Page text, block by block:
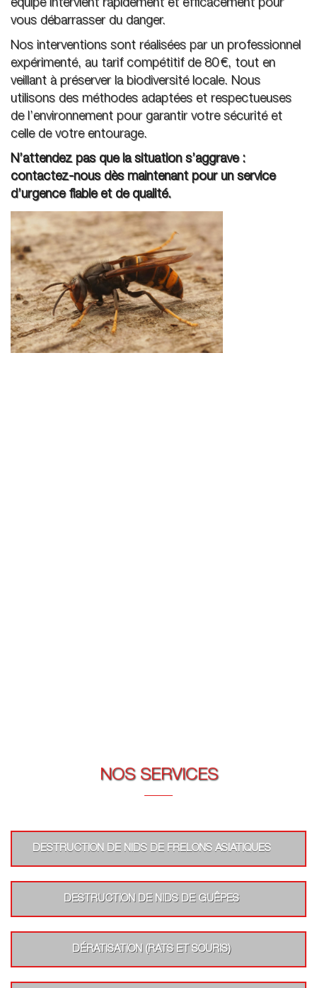
équipe intervient rapidement et efficacement pour
vous débarrasser du danger.
Nos interventions sont réalisées par un professionnel
expérimenté, au tarif compétitif de 80 €, tout en
veillant à préserver la biodiversité locale. Nous
utilisons des méthodes adaptées et respectueuses
de l’environnement pour garantir votre sécurité et
celle de votre entourage.
N’attendez pas que la situation s’aggrave :
contactez-nous dès maintenant pour un service
d’urgence fiable et de qualité.
NOS SERVICES
DESTRUCTION DE NIDS DE FRELONS ASIATIQUES
DESTRUCTION DE NIDS DE GUÊPES
DÉRATISATION (RATS ET SOURIS)